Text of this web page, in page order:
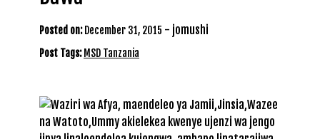
Posted on: December 31, 2015 - jomushi
Post Tags: MSD Tanzania